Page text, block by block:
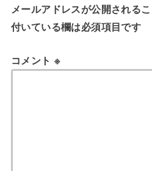
メールアドレスが公開されるこ
付いている欄は必須項目です
コメント ※